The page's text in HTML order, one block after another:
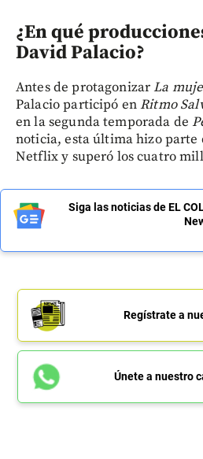
¿En qué
David Palacio?
Antes de protagonizarLa
Palacio participó enRitmo
en la segunda temporada de
noticia, esta última hizo parte
Netflix y superó los cuatro
Siga las noticias de EL
Regístrate a
Únete a nuestro